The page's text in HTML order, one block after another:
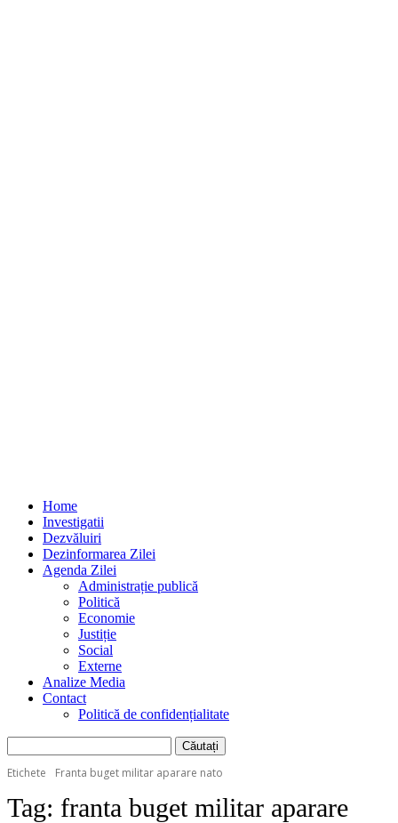
Home
Investigatii
Dezvăluiri
Dezinformarea Zilei
Agenda Zilei
Administrație publică
Politică
Economie
Justiție
Social
Externe
Analize Media
Contact
Politică de confidențialitate
Etichete Franta buget militar aparare nato
Tag: franta buget militar aparare